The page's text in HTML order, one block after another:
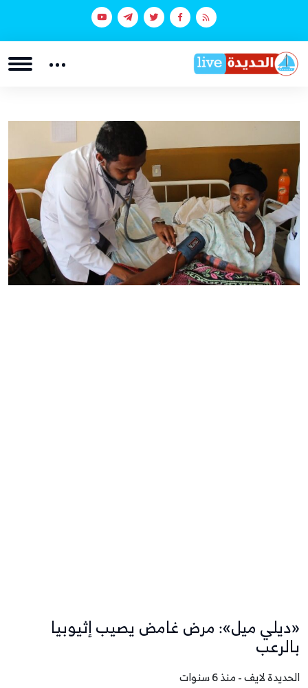
«ديلي ميل»: مرض غامض يصيب إثيوبيا
بالرعب
الحديدة لايف - منذ 6 سنوات